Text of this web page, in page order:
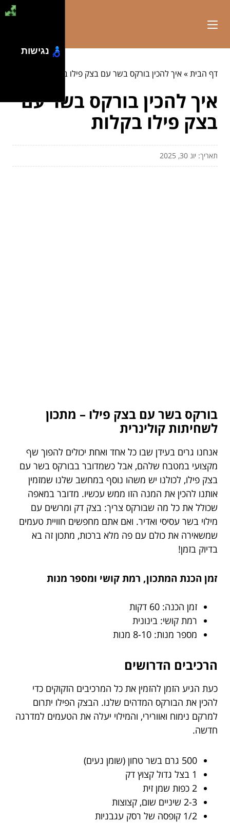
דף הבית»איך להכין בורקס בשר עם בצק פילו בקלות
איך להכין בורקס בשר עם
בצק פילו בקלות
תאריך: יונ 30, 2025
בורקס בשר עם בצק פילו – מתכון
לשחיתות קולינרית
אנחנו גרים בעידן שבו כל אחד ואחת יכולים להפוך שף
מקצועי במטבח שלהם, אבל כשמדובר בבורקס בשר עם
בצק פילו, לכולנו יש משהו נוסף במחשב שלנו שמזמין
אותנו להכין את המנה הזו ממש עכשיו. מדובר במאפה
שכולל את כל מה שבורקס צריך: בצק דק ומרשים עם
מילוי בשר עסיסי ואדיר. ואם אתם מחפשים חוויית טעמים
שמשאירה את כולם עם פה מלא ברכות, מתכון זה בא
בדיוק בזמן!
זמן הכנת המתכון, רמת קושי ומספר מנות
זמן הכנה: 60 דקות
רמת קושי: בינונית
מספר מנות: 8-10 מנות
הרכיבים הדרושים
כעת הגיע הזמן להזמין את כל המרכיבים הזקוקים כדי
להכין את הבורקס המדהים שלנו. הבצק הפילו יתרום
למרקם נימוח ואוורירי, והמילוי יעלה את הטעמים למדרגה
חדשה.
500 גרם בשר טחון (שומן נעים)
1 בצל גדול קצוץ דק
2 כפות שמן זית
2-3 שיניים שום, קצוצות
1/2 קופסה של רסק עגבניות
נגישות